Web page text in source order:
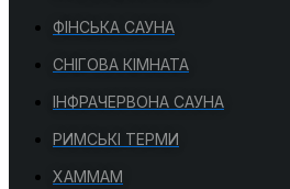
ФІНСЬКА САУНА
СНІГОВА КІМНАТА
ІНФРАЧЕРВОНА САУНА
РИМСЬКІ ТЕРМИ
ХАММАМ